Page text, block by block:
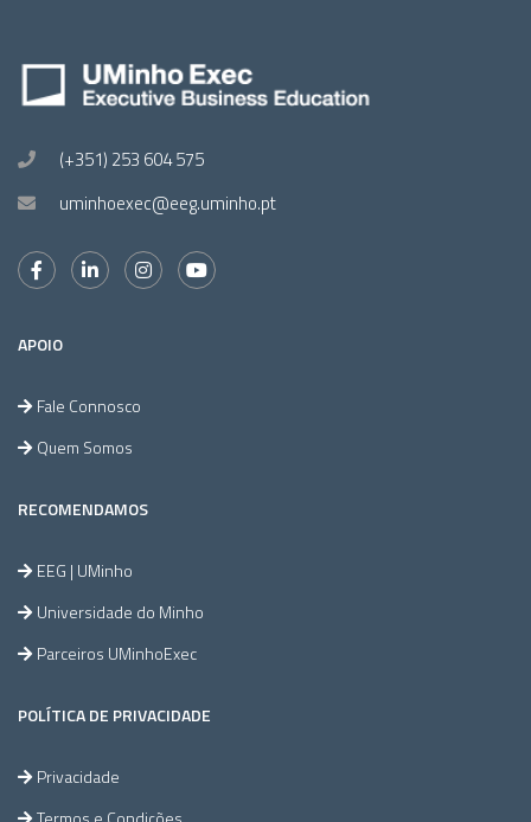
(+351) 253 604 575
uminhoexec@eeg.uminho.pt
APOIO
Fale Connosco
Quem Somos
RECOMENDAMOS
EEG | UMinho
Universidade do Minho
Parceiros UMinhoExec
POLÍTICA DE PRIVACIDADE
Privacidade